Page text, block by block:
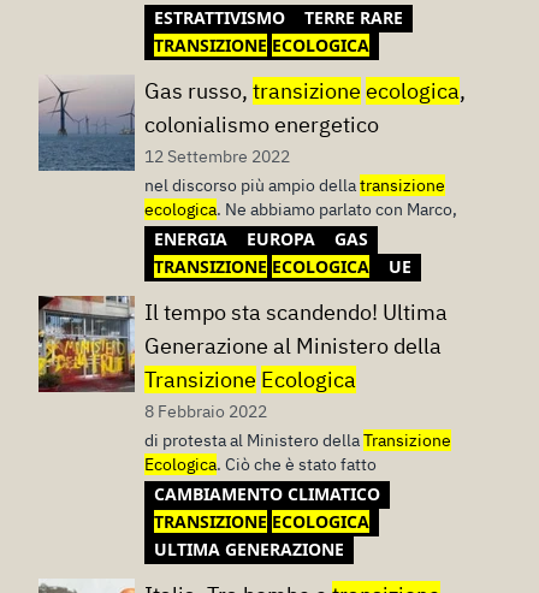
ESTRATTIVISMO
TERRE RARE
TRANSIZIONE ECOLOGICA
Gas russo, transizione ecologica,
colonialismo energetico
12 Settembre 2022
nel discorso più ampio dellatransizione
ecologica. Ne abbiamo parlato con Marco,
ENERGIA EUROPA
GAS
TRANSIZIONE ECOLOGICA UE
Il tempo sta scandendo! Ultima
Generazione al Ministero della
Transizione Ecologica
8 Febbraio 2022
di protesta al Ministero dellaTransizione
Ecologica. Ciò che è stato fatto
CAMBIAMENTO CLIMATICO
TRANSIZIONE ECOLOGICA
ULTIMA GENERAZIONE